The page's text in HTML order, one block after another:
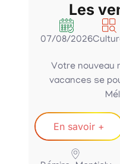
Les
07/08/2026
Votre nouveau
vacances se
En savoir +